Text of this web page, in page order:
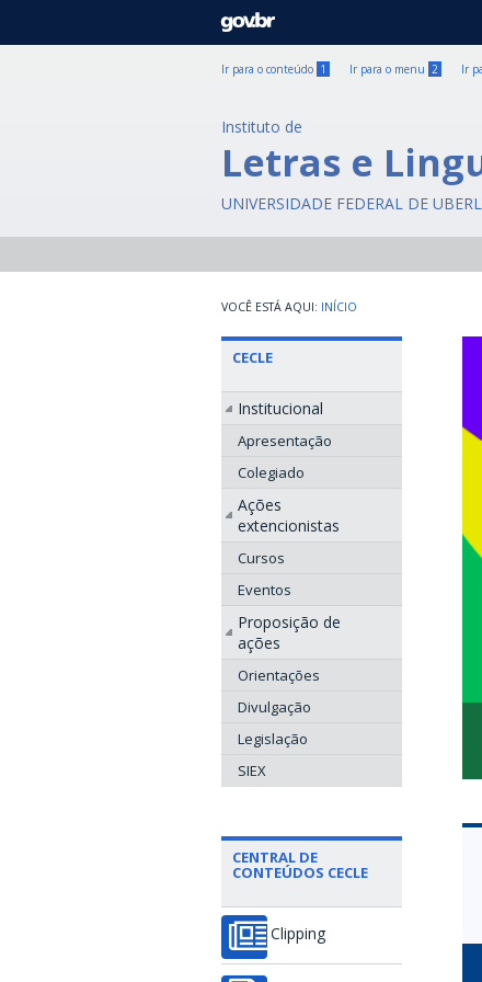
GOVBR
Ir para o conteúdo 1 Ir para o menu 2 Ir
Instituto de
Letras e
UNIVERSIDADE FEDERAL DE
INÍCIO
CECLE
Institucional
Apresentação
Colegiado
Ações
extencionistas
Cursos
Eventos
Proposição de
ações
Orientações
Divulgação
Legislação
SIEX
CENTRAL DE
CONTEÚDOS CECLE
Clipping